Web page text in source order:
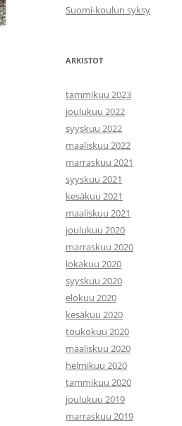
Suomi-koulun syksy
ARKISTOT
tammikuu 2023
joulukuu 2022
syyskuu 2022
maaliskuu 2022
marraskuu 2021
syyskuu 2021
kesäkuu 2021
maaliskuu 2021
joulukuu 2020
marraskuu 2020
lokakuu 2020
syyskuu 2020
elokuu 2020
kesäkuu 2020
toukokuu 2020
maaliskuu 2020
helmikuu 2020
tammikuu 2020
joulukuu 2019
marraskuu 2019